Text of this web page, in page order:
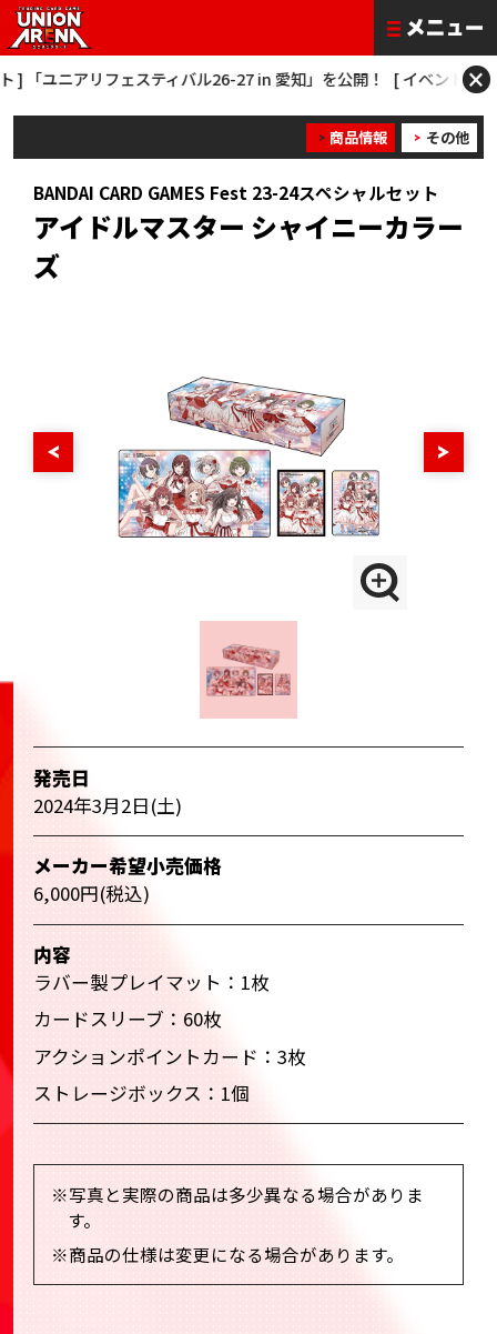
ニアリフェスティバル26-27 in 愛知」を公開！ [ イベント ] 「ONE
×
商品情報 その他
BANDAI CARD GAMES Fest 23-24スペシャルセット
アイドルマスター シャイニーカラー
ズ
発売日
2024年3月2日(土)
メーカー希望小売価格
6,000円(税込)
内容
ラバー製プレイマット：1枚
カードスリーブ：60枚
アクションポイントカード：3枚
ストレージボックス：1個
※写真と実際の商品は多少異なる場合がありま
す。
※商品の仕様は変更になる場合があります。